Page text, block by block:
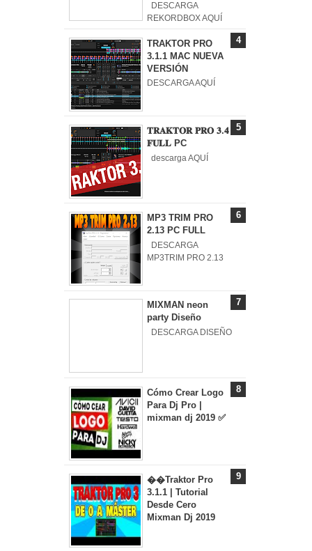
DESCARGA
REKORDBOX AQUÍ
TRAKTOR PRO
3.1.1 MAC NUEVA
VERSIÓN
DESCARGA AQUÍ
𝐓𝐑𝐀𝐊𝐓𝐎𝐑 𝐏𝐑𝐎 𝟑.𝟒
𝐅𝐔𝐋𝐋 PC
descarga AQUÍ
MP3 TRIM PRO
2.13 PC FULL
DESCARGA
MP3TRIM PRO 2.13
MIXMAN neon
party Diseño
DESCARGA DISEÑO
Cómo Crear Logo
Para Dj Pro |
mixman dj 2019 ✅
��Traktor Pro
3.1.1 | Tutorial
Desde Cero
Mixman Dj 2019